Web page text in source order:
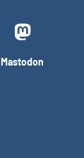
Mastodon